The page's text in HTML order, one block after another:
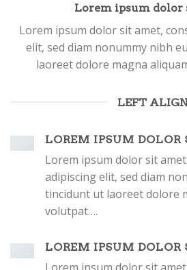
INSCRIVEZ-VOUS
NEWSLETTER !
Lorem ipsum dolor
Lorem ipsum dolor sit amet,
elit, sed diam nonummy nibh
laoreet dolore magna
LEFT
LOREM IPSUM
Lorem ipsum dolor sit
adipiscing elit, sed diam
tincidunt ut laoreet dolore
volutpat….
LOREM IPSUM
Lorem ipsum dolor sit